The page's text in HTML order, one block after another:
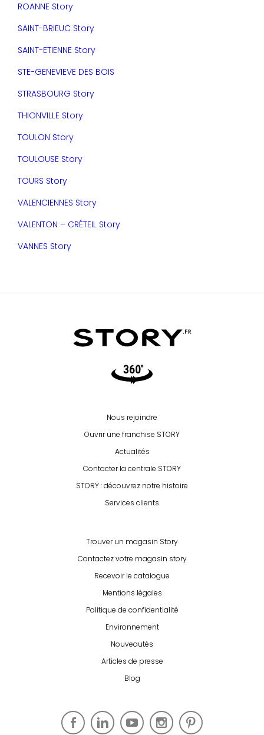
ROANNE Story
SAINT-BRIEUC Story
SAINT-ETIENNE Story
STE-GENEVIEVE DES BOIS
STRASBOURG Story
THIONVILLE Story
TOULON Story
TOULOUSE Story
TOURS Story
VALENCIENNES Story
VALENTON – CRÉTEIL Story
VANNES Story
Video360
Nous rejoindre
Ouvrir une franchise STORY
Actualités
Contacter la centrale STORY
STORY : découvrez notre histoire
Services clients
Trouver un magasin Story
Contactez votre magasin story
Recevoir le catalogue
Mentions légales
Politique de confidentialité
Environnement
Nouveautés
Articles de presse
Blog